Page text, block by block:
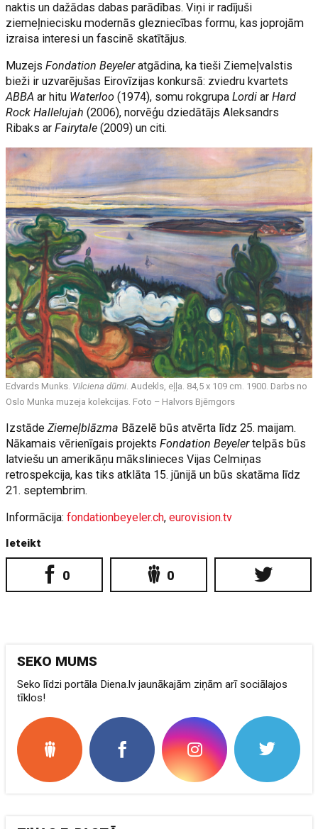
naktis un dažādas dabas parādības. Viņi ir radījuši
ziemeļniecisku modernās glezniecības formu, kas joprojām
izraisa interesi un fascinē skatītājus.
MuzejsFondation Beyeleratgādina, ka tieši Ziemeļvalstis
bieži ir uzvarējušas Eirovīzijas konkursā: zviedru kvartets
ABBAar hitu Waterloo(1974), somu rokgrupaLordiarHard
Rock Hallelujah (2006), norvēģu dziedātājs Aleksandrs
Ribaks arFairytale(2009) un citi.
Edvards Munks. Vilciena dūmi . Audekls, eļļa. 84,5 x 109 cm. 1900. Darbs no
Oslo Munka muzeja kolekcijas. Foto – Halvors Bjērngors
IzstādeZiemeļblāzma Bāzelē būs atvērta līdz 25. maijam.
Nākamais vērienīgais projektsFondation Beyelertelpās būs
latviešu un amerikāņu mākslinieces Vijas Celmiņas
retrospekcija, kas tiks atklāta 15. jūnijā un būs skatāma līdz
21. septembrim.
Informācija:fondationbeyeler.ch,eurovision.tv
Ieteikt
0 0
SEKO MUMS
Seko līdzi portāla Diena.lv jaunākajām ziņām arī sociālajos
tīklos!